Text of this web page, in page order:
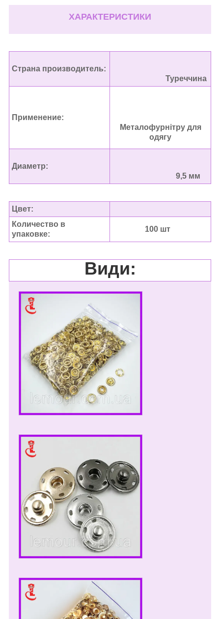
ХАРАКТЕРИСТИКИ
Страна производитель:
Туреччина
Применение:
Металофурнітру для
одягу
Диаметр:
9,5 мм
Цвет:
Количество в
упаковке:
100 шт
Види: